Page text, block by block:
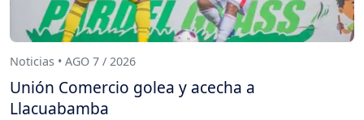
Noticias • AGO 7 / 2026
Unión Comercio golea y acecha a
Llacuabamba